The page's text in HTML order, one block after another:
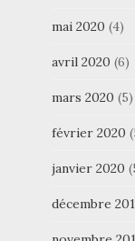
mai 2020 (4)
avril 2020 (6)
mars 2020 (5)
février 2020
janvier 2020
décembre